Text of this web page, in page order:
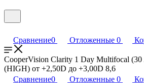
Сравнение0 Отложенные 0
CooperVision Clarity 1 Day Multifocal
(HIGH) от +2,50D до +3,00D 8,6
Сравнение0 Отложенные 0